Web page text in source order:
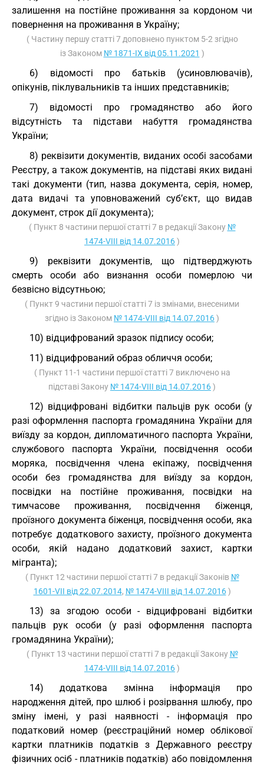
залишення на постійне проживання за кордоном чи
повернення на проживання в Україну;
( Частину першу статті 7 доповнено пунктом 5-2 згідно
із Законом № 1871-IX від 05.11.2021 )
6) відомості про батьків (усиновлювачів),
опікунів, піклувальників та інших представників;
7) відомості про громадянство або його
відсутність та підстави набуття громадянства
України;
8) реквізити документів, виданих особі засобами
Реєстру, а також документів, на підставі яких видані
такі документи (тип, назва документа, серія, номер,
дата видачі та уповноважений суб’єкт, що видав
документ, строк дії документа);
( Пункт 8 частини першої статті 7 в редакції Закону №
1474-VIII від 14.07.2016)
9) реквізити документів, що підтверджують
смерть особи або визнання особи померлою чи
безвісно відсутньою;
( Пункт 9 частини першої статті 7 із змінами, внесеними
згідно із Законом № 1474-VIII від 14.07.2016)
10) відцифрований зразок підпису особи;
11) відцифрований образ обличчя особи;
( Пункт 11-1 частини першої статті 7 виключено на
підставі Закону № 1474-VIII від 14.07.2016)
12) відцифровані відбитки пальців рук особи (у
разі оформлення паспорта громадянина України для
виїзду за кордон, дипломатичного паспорта України,
службового паспорта України, посвідчення особи
моряка, посвідчення члена екіпажу, посвідчення
особи без громадянства для виїзду за кордон,
посвідки на постійне проживання, посвідки на
тимчасове проживання, посвідчення біженця,
проїзного документа біженця, посвідчення особи, яка
потребує додаткового захисту, проїзного документа
особи, якій надано додатковий захист, картки
мігранта);
( Пункт 12 частини першої статті 7 в редакції Законів №
1601-VII від 22.07.2014, № 1474-VIII від 14.07.2016)
13) за згодою особи - відцифровані відбитки
пальців рук особи (у разі оформлення паспорта
громадянина України);
( Пункт 13 частини першої статті 7 в редакції Закону №
1474-VIII від 14.07.2016)
14) додаткова змінна інформація про
народження дітей, про шлюб і розірвання шлюбу, про
зміну імені, у разі наявності - інформація про
податковий номер (реєстраційний номер облікової
картки платників податків з Державного реєстру
фізичних осіб - платників податків) або повідомлення